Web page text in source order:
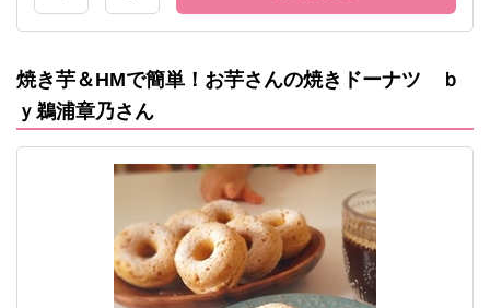
焼き芋＆HMで簡単！お芋さんの焼きドーナツ ｂ
ｙ鵜浦章乃さん